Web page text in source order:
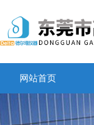
网站首页